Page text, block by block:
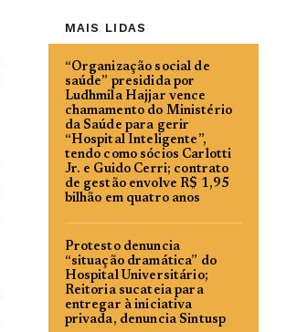
MAIS LIDAS
“Organização social de
saúde” presidida por
Ludhmila Hajjar vence
chamamento do Ministério
da Saúde para gerir
“Hospital Inteligente”,
tendo como sócios Carlotti
Jr. e Guido Cerri; contrato
de gestão envolve R$ 1,95
bilhão em quatro anos
Protesto denuncia
“situação dramática” do
Hospital Universitário;
Reitoria sucateia para
entregar à iniciativa
privada, denuncia Sintusp